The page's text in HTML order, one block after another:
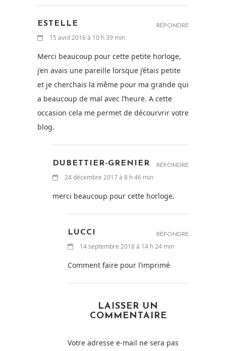
ESTELLE
15 avril 2016 à 10 h 39 min
Merci beaucoup pour cette petite horloge,
j’en avais une pareille lorsque j’étais petite
et je cherchais la même pour ma grande qui
a beaucoup de mal avec l’heure. A cette
occasion cela me permet de décourvrir votre
blog.
RÉPONDRE
DUBETTIER-GRENIER
24 décembre 2017 à 8 h 46 min
merci beaucoup pour cette horloge.
RÉPONDRE
LUCCI
14 septembre 2018 à 14 h 24 min
Comment faire pour l’imprimé
RÉPONDRE
LAISSER UN
COMMENTAIRE
Votre adresse e-mail ne sera pas